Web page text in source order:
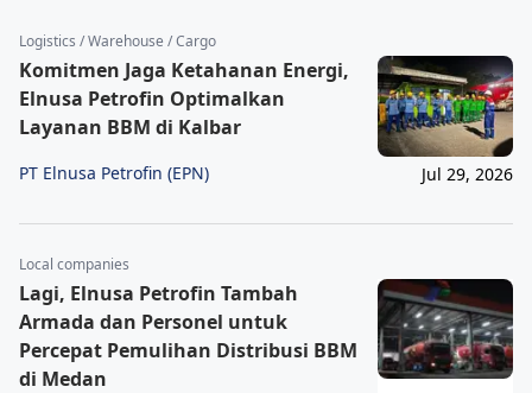
Logistics / Warehouse / Cargo
Komitmen Jaga Ketahanan Energi,
Elnusa Petrofin Optimalkan
Layanan BBM di Kalbar
PT Elnusa Petrofin (EPN) Jul 29, 2026
Local companies
Lagi, Elnusa Petrofin Tambah
Armada dan Personel untuk
Percepat Pemulihan Distribusi BBM
di Medan